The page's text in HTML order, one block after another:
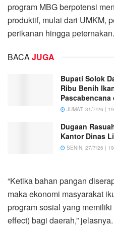
program MBG berpotensi
produktif, mulai dari UMKM,
perikanan hingga peternakan.
BACAJUGA
Bupati Solok
Ribu Benih
JUMAT, 31/7/26 |
Dugaan
Kantor Dinas
SENIN, 27/7/26 |
“Ketika bahan pangan
maka ekonomi masyarakat
program sosial yang
effect) bagi daerah,” jelasnya.